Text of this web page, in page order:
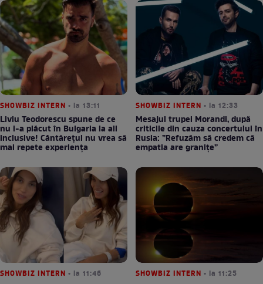
SHOWBIZ INTERN • la 13:11
Liviu Teodorescu spune de ce
nu i-a plăcut în Bulgaria la all
inclusive! Cântărețul nu vrea să
mai repete experiența
SHOWBIZ INTERN • la 12:33
Mesajul trupei Morandi, după
criticile din cauza concertului în
Rusia: ”Refuzăm să credem că
empatia are granițe”
SHOWBIZ INTERN • la 11:46 SHOWBIZ INTERN • la 11:25